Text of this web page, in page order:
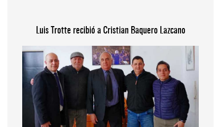
Luis Trotte recibió a Cristian Baquero Lazcano